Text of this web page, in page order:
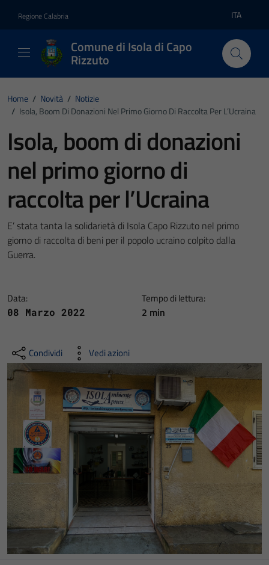
Regione Calabria Lingua
ITA
Comune di Isola di Capo
Rizzuto
Home / Novità / Notizie
/ Isola, Boom Di Donazioni Nel Primo Giorno Di Raccolta Per L’Ucraina
Isola, boom di donazioni
nel primo giorno di
raccolta per l’Ucraina
E’ stata tanta la solidarietà di Isola Capo Rizzuto nel primo
giorno di raccolta di beni per il popolo ucraino colpito dalla
Guerra.
Data:
08 Marzo 2022
Tempo di lettura:
2 min
Condividi Vedi azioni